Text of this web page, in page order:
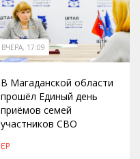
ВЧЕРА, 17:09
В Магаданской области
прошёл Единый день
приёмов семей
участников СВО
ЕР